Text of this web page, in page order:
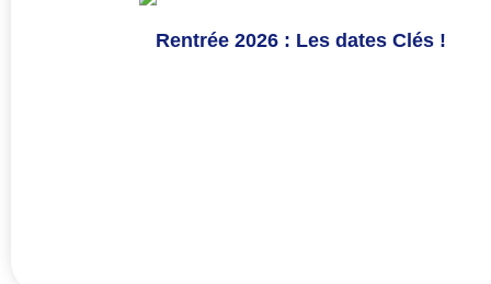
Rentrée 2026 : Les dates Clés !